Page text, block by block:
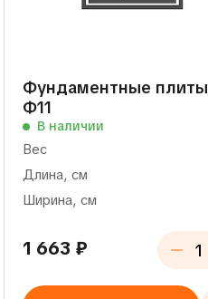
Фундаментные плиты
Ф11
В наличии
Вес
Длина, см
Ширина, см
1 663 ₽